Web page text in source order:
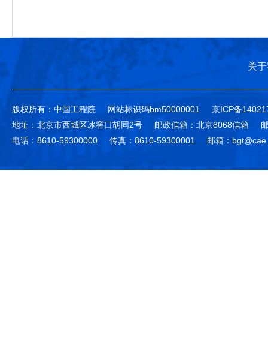
关
版权所有：中国工程院 网站标识码bm50000001
京ICP备
地址：北京市西城区冰窖口胡同2号
邮政信箱：北京8068信箱
电话：8610-59300000
传真：8610-59300001 邮箱：